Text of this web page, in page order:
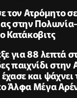
τον Ατρόμητο
στην
Κατάκοβιτς
για 88 λεπτά
παιχνίδι στην
και ψάχνει
Άλφα Μέγα